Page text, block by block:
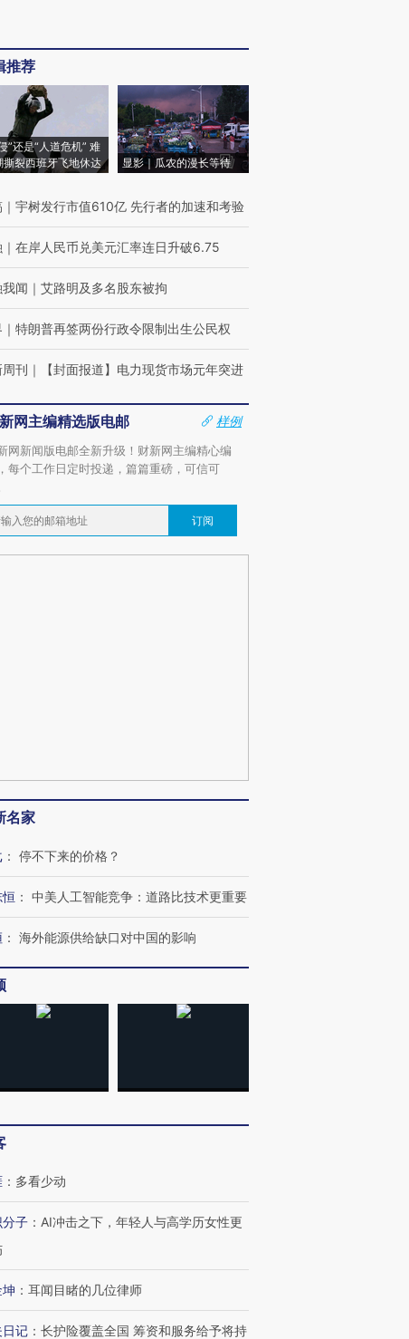
走私7万
体内含3种
度Z世代 用街头抗争将教
育部长拱下台
机”？难民潮撕裂西班牙
飞地休达
第四届链博
技“链”接产
【特别呈现】寻找100种
有意思的生活方式·第三对
【商旅对话】华住集团
CFO：不靠规模取胜，华
推荐
”还是“人道危机” 难
撕裂西班牙飞地休达
显影｜瓜农的漫长等待
｜ 宇树发行市值610亿 先行者的加速和考验
｜ 在岸人民币兑美元汇率连日升破6.75
闻 ｜ 艾路明及多名股东被拘
｜ 特朗普再签两份行政令限制出生公民权
刊 ｜ 【封面报道】电力现货市场元年突进
网主编精选版电邮
样例
网新闻版电邮全新升级！财新网主编精心编
每个工作日定时投递，篇篇重磅，可信可
订阅
名家
： 停不下来的价格？
： 中美人工智能竞争：道路比技术更重要
： 海外能源供给缺口对中国的影响
： 多看少动
子 ： AI冲击之下，年轻人与高学历女性更
： 耳闻目睹的几位律师
记 ： 长护险覆盖全国 筹资和服务给予将持